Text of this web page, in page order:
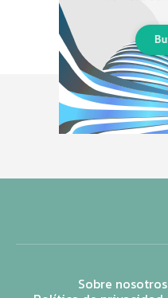
Sobre nosotros